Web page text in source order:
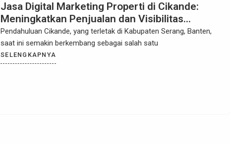
Jasa Digital Marketing Properti di Cikande:
Meningkatkan Penjualan dan Visibilitas
Properti Anda
Pendahuluan Cikande, yang terletak di Kabupaten Serang, Banten,
saat ini semakin berkembang sebagai salah satu
SELENGKAPNYA